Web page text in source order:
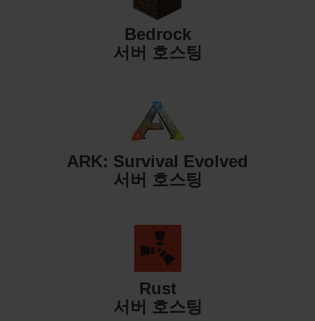
Bedrock
서버 호스팅
ARK: Survival Evolved
서버 호스팅
Rust
서버 호스팅